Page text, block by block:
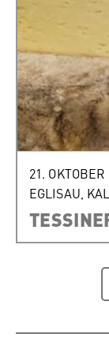
21. OKTOBER
EGLISAU